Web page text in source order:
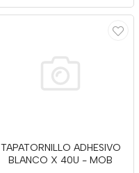
TAPATORNILLO ADHESIVO
BLANCO X 40U - MOB